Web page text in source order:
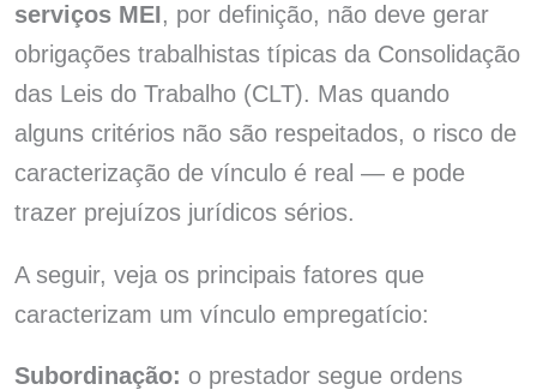
serviços MEI, por definição, não deve gerar
obrigações trabalhistas típicas da Consolidação
das Leis do Trabalho (CLT). Mas quando
alguns critérios não são respeitados, o risco de
caracterização de vínculo é real — e pode
trazer prejuízos jurídicos sérios.
A seguir, veja os principais fatores que
caracterizam um vínculo empregatício:
Subordinação: o prestador segue ordens